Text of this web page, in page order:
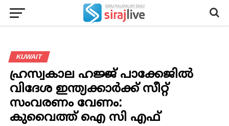
KUWAIT
ഹ്രസ്വകാല ഹജ്ജ് പാക്കേജില്‍
വിദേശ ഇന്ത്യക്കാര്‍ക്ക് സീറ്റ്
സംവരണം വേണം:
കുവൈത്ത് ഐ സി എഫ്